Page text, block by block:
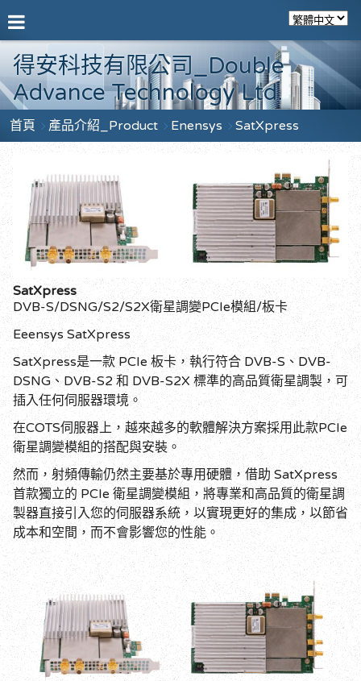
得安科技有限公司_Double
Advance Technology Ltd.
首頁 產品介紹_Product Enensys SatXpress
SatXpress
DVB-S/DSNG/S2/S2X衛星調變PCIe模組/板卡
Eeensys SatXpress
SatXpress是一款PCIe 板卡，執行符合 DVB-S 、 DVB-
DSNG 、 DVB-S2和 DVB-S2X 標準的高品質衛星調製，可
插入任何伺服器環境。
在COTS伺服器上，越來越多的軟體解決方案採用此款PCIe
衛星調變模組的搭配與安裝。
然而，射頻傳輸仍然主要基於專用硬體，借助 SatXpress
首款獨立的 PCIe 衛星調變模組，將專業和高品質的衛星調
製器直接引入您的伺服器系統，以實現更好的集成，以節省
成本和空間，而不會影響您的性能。